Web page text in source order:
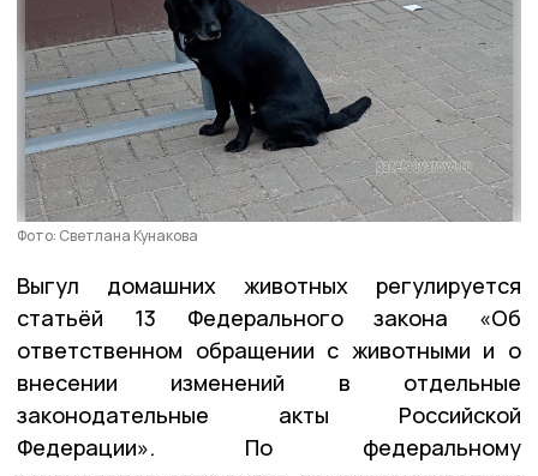
Фото: Светлана Кунакова
Выгул домашних животных регулируется
статьёй 13 Федерального закона «Об
ответственном обращении с животными и о
внесении изменений в отдельные
законодательные акты Российской
Федерации». По федеральному